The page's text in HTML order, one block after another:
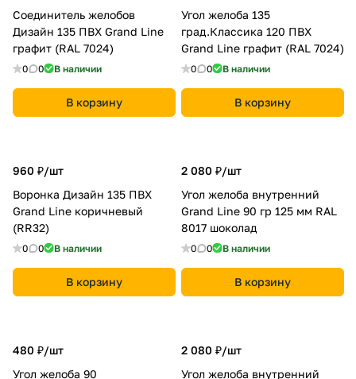
Соединитель желобов
Дизайн 135 ПВХ Grand Line
графит (RAL 7024)
0 0 В наличии
В корзину
Угол желоба 135
град.Классика 120 ПВХ
Grand Line графит (RAL 7024)
0 0 В наличии
В корзину
960 ₽/шт
Воронка Дизайн 135 ПВХ
Grand Line коричневый
(RR32)
0 0 В наличии
В корзину
2 080 ₽/шт
Угол желоба внутренний
Grand Line 90 гр 125 мм RAL
8017 шоколад
0 0 В наличии
В корзину
480 ₽/шт
Угол желоба 90
2 080 ₽/шт
Угол желоба внутренний